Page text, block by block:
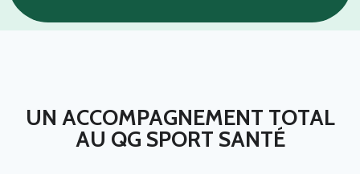
UN ACCOMPAGNEMENT TOTAL
AU QG SPORT SANTÉ